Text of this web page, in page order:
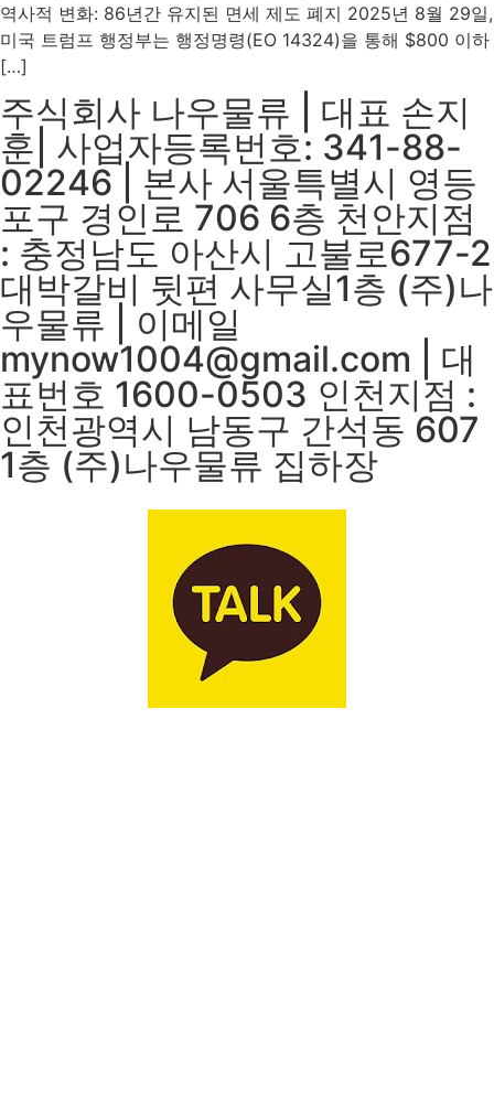
역사적 변화: 86년간 유지된 면세 제도 폐지 2025년 8월 29일,
미국 트럼프 행정부는 행정명령(EO 14324)을 통해 $800 이하
[…]
주식회사 나우물류 | 대표 손지
훈| 사업자등록번호: 341-88-
02246 | 본사 서울특별시 영등
포구 경인로 706 6층 천안지점
: 충정남도 아산시 고불로677-2
대박갈비 뒷편 사무실1층 (주)나
우물류 | 이메일
mynow1004@gmail.com | 대
표번호 1600-0503 인천지점 :
인천광역시 남동구 간석동 607
1층 (주)나우물류 집하장